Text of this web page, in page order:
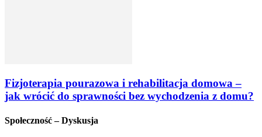
Fizjoterapia pourazowa i rehabilitacja domowa –
jak wrócić do sprawności bez wychodzenia z domu?
Społeczność – Dyskusja